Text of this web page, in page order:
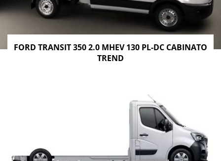
FORD TRANSIT 350 2.0 MHEV 130 PL-DC CABINATO
TREND